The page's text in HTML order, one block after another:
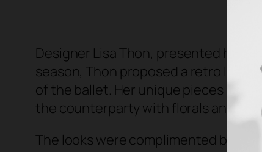
Designer Lisa Thon, presented her
season, Thon proposed a retro look
of the ballet. Her unique pieces
the counterparty with florals and
The looks were complimented by the